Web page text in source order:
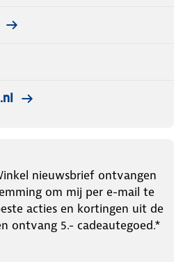
nieuwsbrief ontvangen
om mij per e-mail te
acties en kortingen uit de
ontvang 5.- cadeautegoed.*